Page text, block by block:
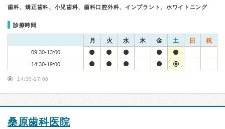
歯科、矯正歯科、小児歯科、歯科口腔外科、インプラント、ホワイトニング
診療時間
月 火 水 木 金 土 日 祝
09:30-13:00
14:30-19:00
14:30-17:00
桑原歯科医院